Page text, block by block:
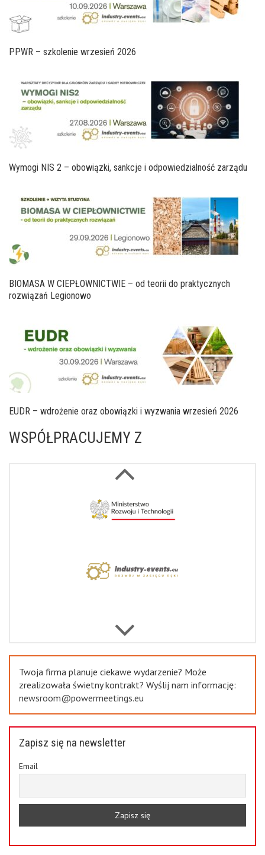
PPWR – szkolenie wrzesień 2026
Wymogi NIS 2 – obowiązki, sankcje i odpowiedzialność zarządu
BIOMASA W CIEPŁOWNICTWIE – od teorii do praktycznych
rozwiązań Legionowo
EUDR – wdrożenie oraz obowiązki i wyzwania wrzesień 2026
WSPÓŁPRACUJEMY Z
Twoja firma planuje ciekawe wydarzenie? Może
zrealizowała świetny kontrakt? Wyślij nam informację:
newsroom@powermeetings.eu
Zapisz się na newsletter
Email